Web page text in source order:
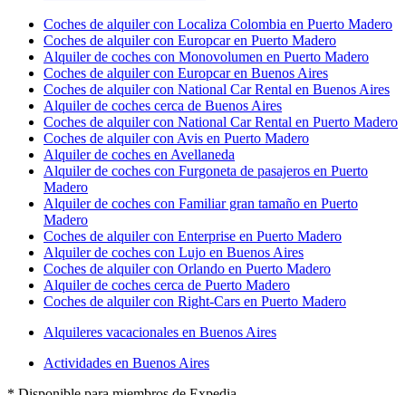
Coches de alquiler con Localiza Colombia en Puerto Madero
Coches de alquiler con Europcar en Puerto Madero
Alquiler de coches con Monovolumen en Puerto Madero
Coches de alquiler con Europcar en Buenos Aires
Coches de alquiler con National Car Rental en Buenos Aires
Alquiler de coches cerca de Buenos Aires
Coches de alquiler con National Car Rental en Puerto Madero
Coches de alquiler con Avis en Puerto Madero
Alquiler de coches en Avellaneda
Alquiler de coches con Furgoneta de pasajeros en Puerto
Madero
Alquiler de coches con Familiar gran tamaño en Puerto
Madero
Coches de alquiler con Enterprise en Puerto Madero
Alquiler de coches con Lujo en Buenos Aires
Coches de alquiler con Orlando en Puerto Madero
Alquiler de coches cerca de Puerto Madero
Coches de alquiler con Right-Cars en Puerto Madero
Alquileres vacacionales en Buenos Aires
Actividades en Buenos Aires